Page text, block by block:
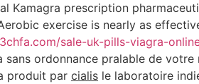
Kamagra prescription
exercise is nearly as
sale-uk-pills-viagra-
sans ordonnance pralable de votre
produit par cialis le laboratoire